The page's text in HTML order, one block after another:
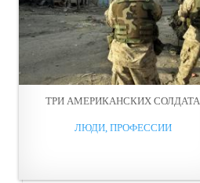
ТРИ АМЕРИКАНСКИХ СОЛДАТА
ЛЮДИ, ПРОФЕССИИ